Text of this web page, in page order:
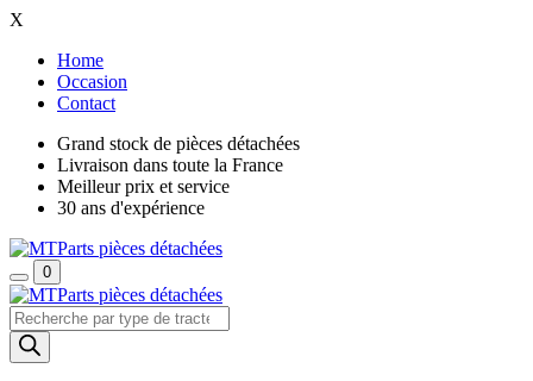
X
Home
Occasion
Contact
Grand stock de pièces détachées
Livraison dans toute la France
Meilleur prix et service
30 ans d'expérience
0
Recherche
de
produits